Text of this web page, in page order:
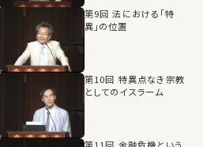
第9回 法における「特
異」の位置
第10回 特異点なき宗教
としてのイスラーム